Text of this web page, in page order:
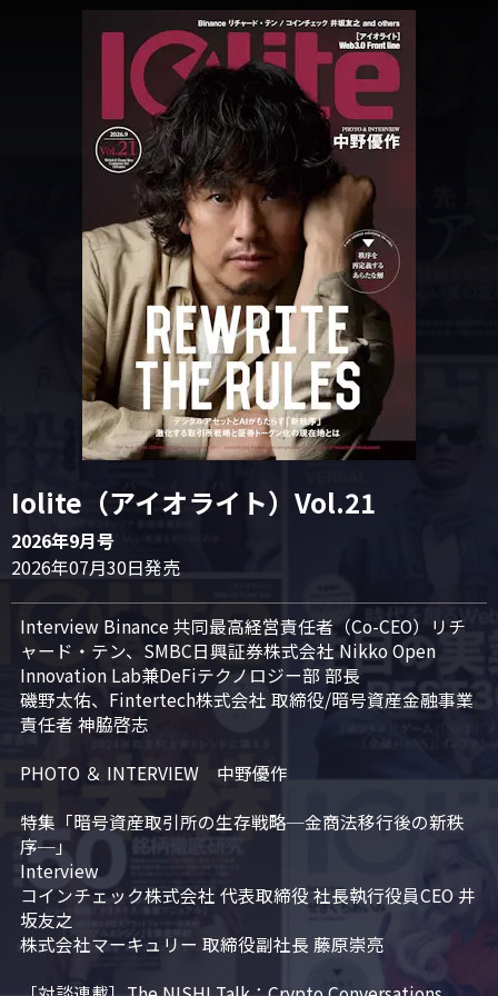
Iolite（アイオライト）Vol.21
2026年9月号
2026年07月30日発売
Interview Binance 共同最高経営責任者（Co-CEO）リチ
ャード・テン、SMBC日興証券株式会社 Nikko Open
Innovation Lab兼DeFiテクノロジー部 部長
磯野太佑、Fintertech株式会社 取締役/暗号資産金融事業
責任者 神脇啓志
PHOTO ＆ INTERVIEW　中野優作
特集「暗号資産取引所の生存戦略─金商法移行後の新秩
序─」
Interview
コインチェック株式会社 代表取締役 社長執行役員CEO 井
坂友之
株式会社マーキュリー 取締役副社長 藤原崇亮